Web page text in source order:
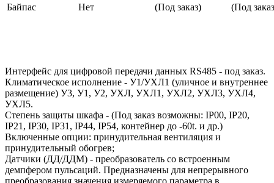
Байпас Нет (Под заказ) (Под
Интерфейс для цифровой передачи данных RS485 - под заказ.
Климатическое исполнение - У1/УХЛ1 (уличное и внутреннее
размещение) У3, У1, У2, УХЛ, УХЛ1, УХЛ2, УХЛ3, УХЛ4,
УХЛ5.
Степень защиты шкафа - (Под заказ возможны: IP00, IP20,
IP21, IP30, IP31, IP44, IP54, контейнер до -60t. и др.)
Включенные опции: принудительная вентиляция и
принудительный обогрев;
Датчики (ДД/ДДМ) - преобразователь со встроенным
демпфером пульсаций. Предназначены для непрерывного
преобразования значения измеряемого параметра в